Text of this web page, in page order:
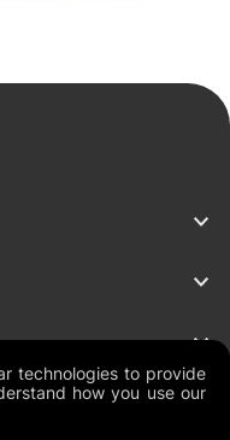
technologies to provide
how you use our